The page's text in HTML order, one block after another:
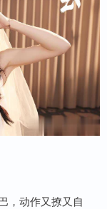
，动作又撩又自